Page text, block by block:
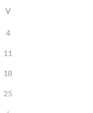
V
4
11
18
25